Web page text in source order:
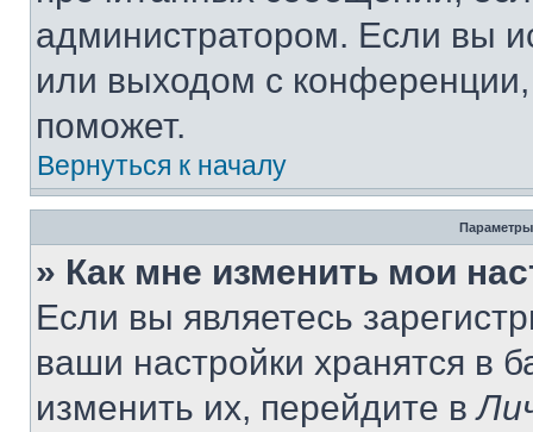
администратором. Если вы
или выходом с
поможет.
Вернуться к началу
Параметры
» Как мне изменить мои
Если вы являетесь
ваши настройки хранятся в
изменить их, перейдите в